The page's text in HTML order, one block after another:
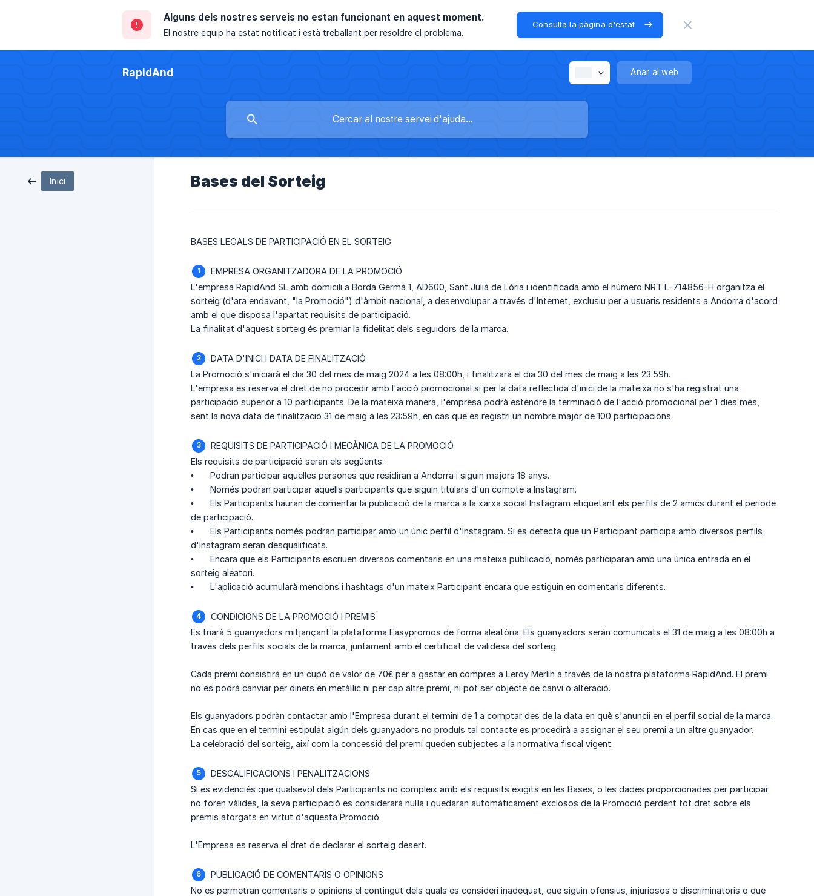
Alguns dels nostres serveis no estan funcionant en aquest moment.
El nostre equip ha estat notificat i està treballant per resoldre el problema.
Consulta la pàgina d'estat
RapidAnd Anar al web
Inici Bases del Sorteig
BASES LEGALS DE PARTICIPACIÓ EN EL SORTEIG
EMPRESA ORGANITZADORA DE LA PROMOCIÓ
L'empresa RapidAnd SL amb domicili a Borda Germà 1, AD600, Sant Julià de Lòria i identificada amb el número NRT L-714856-H organitza el
sorteig (d'ara endavant, "la Promoció") d'àmbit nacional, a desenvolupar a través d'Internet, exclusiu per a usuaris residents a Andorra d'acord
amb el que disposa l'apartat requisits de participació.
La finalitat d'aquest sorteig és premiar la fidelitat dels seguidors de la marca.
DATA D'INICI I DATA DE FINALITZACIÓ
La Promoció s'iniciarà el dia 30 del mes de maig 2024 a les 08:00h, i finalitzarà el dia 30 del mes de maig a les 23:59h.
L'empresa es reserva el dret de no procedir amb l'acció promocional si per la data reflectida d'inici de la mateixa no s'ha registrat una
participació superior a 10 participants. De la mateixa manera, l'empresa podrà estendre la terminació de l'acció promocional per 1 dies més,
sent la nova data de finalització 31 de maig a les 23:59h, en cas que es registri un nombre major de 100 participacions.
REQUISITS DE PARTICIPACIÓ I MECÀNICA DE LA PROMOCIÓ
Els requisits de participació seran els següents:
•
Podran participar aquelles persones que residiran a Andorra i siguin majors 18 anys.
•
Només podran participar aquells participants que siguin titulars d'un compte a Instagram.
•
Els Participants hauran de comentar la publicació de la marca a la xarxa social Instagram etiquetant els perfils de 2 amics durant el període
de participació.
•
Els Participants només podran participar amb un únic perfil d'Instagram. Si es detecta que un Participant participa amb diversos perfils
d'Instagram seran desqualificats.
•
Encara que els Participants escriuen diversos comentaris en una mateixa publicació, només participaran amb una única entrada en el
sorteig aleatori.
•
L'aplicació acumularà mencions i hashtags d'un mateix Participant encara que estiguin en comentaris diferents.
CONDICIONS DE LA PROMOCIÓ I PREMIS
Es triarà 5 guanyadors mitjançant la plataforma Easypromos de forma aleatòria. Els guanyadors seràn comunicats el 31 de maig a les 08:00h a
través dels perfils socials de la marca, juntament amb el certificat de validesa del sorteig.
Cada premi consistirà en un cupó de valor de 70€ per a gastar en compres a Leroy Merlin a través de la nostra plataforma RapidAnd. El premi
no es podrà canviar per diners en metàl·lic ni per cap altre premi, ni pot ser objecte de canvi o alteració.
Els guanyadors podràn contactar amb l'Empresa durant el termini de 1 a comptar des de la data en què s'anuncii en el perfil social de la marca.
En cas que en el termini estipulat algún dels guanyadors no produís tal contacte es procedirà a assignar el seu premi a un altre guanyador.
La celebració del sorteig, així com la concessió del premi queden subjectes a la normativa fiscal vigent.
DESCALIFICACIONS I PENALITZACIONS
Si es evidenciés que qualsevol dels Participants no compleix amb els requisits exigits en les Bases, o les dades proporcionades per participar
no foren vàlides, la seva participació es considerarà nul·la i quedaran automàticament exclosos de la Promoció perdent tot dret sobre els
premis atorgats en virtut d'aquesta Promoció.
L'Empresa es reserva el dret de declarar el sorteig desert.
PUBLICACIÓ DE COMENTARIS O OPINIONS
No es permetran comentaris o opinions el contingut dels quals es consideri inadequat, que siguin ofensius, injuriosos o discriminatoris o que